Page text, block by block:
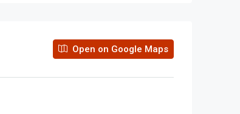
Open on Google Maps